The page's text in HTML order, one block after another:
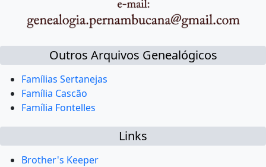
Outros Arquivos Genealógicos
Famílias Sertanejas
Família Cascão
Família Fontelles
Links
Brother's Keeper